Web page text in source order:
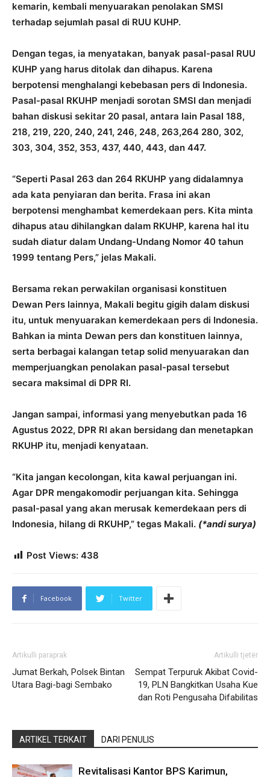
kemarin, kembali menyuarakan penolakan SMSI
terhadap sejumlah pasal di RUU KUHP.
Dengan tegas, ia menyatakan, banyak pasal-pasal RUU
KUHP yang harus ditolak dan dihapus. Karena
berpotensi menghalangi kebebasan pers di Indonesia.
Pasal-pasal RKUHP menjadi sorotan SMSI dan menjadi
bahan diskusi sekitar 20 pasal, antara lain Pasal 188,
218, 219, 220, 240, 241, 246, 248, 263,264 280, 302,
303, 304, 352, 353, 437, 440, 443, dan 447.
“Seperti Pasal 263 dan 264 RKUHP yang didalamnya
ada kata penyiaran dan berita. Frasa ini akan
berpotensi menghambat kemerdekaan pers. Kita minta
dihapus atau dihilangkan dalam RKUHP, karena hal itu
sudah diatur dalam Undang-Undang Nomor 40 tahun
1999 tentang Pers,” jelas Makali.
Bersama rekan perwakilan organisasi konstituen
Dewan Pers lainnya, Makali begitu gigih dalam diskusi
itu, untuk menyuarakan kemerdekaan pers di Indonesia.
Bahkan ia minta Dewan pers dan konstituen lainnya,
serta berbagai kalangan tetap solid menyuarakan dan
memperjuangkan penolakan pasal-pasal tersebut
secara maksimal di DPR RI.
Jangan sampai, informasi yang menyebutkan pada 16
Agustus 2022, DPR RI akan bersidang dan menetapkan
RKUHP itu, menjadi kenyataan.
“Kita jangan kecolongan, kita kawal perjuangan ini.
Agar DPR mengakomodir perjuangan kita. Sehingga
pasal-pasal yang akan merusak kemerdekaan pers di
Indonesia, hilang di RKUHP,” tegas Makali. (*andi surya)
Post Views: 438
Facebook Twitter
Artikulli paraprak
Jumat Berkah, Polsek Bintan
Utara Bagi-bagi Sembako
Artikulli tjetër
Sempat Terpuruk Akibat Covid-
19, PLN Bangkitkan Usaha Kue
dan Roti Pengusaha Difabilitas
ARTIKEL TERKAIT DARI PENULIS
Revitalisasi Kantor BPS Karimun,